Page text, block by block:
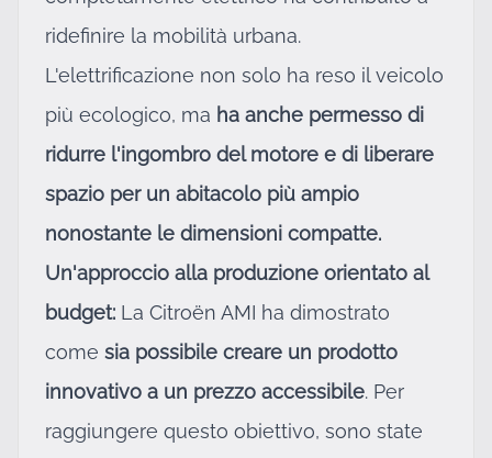
ridefinire la mobilità urbana.
L'elettrificazione non solo ha reso il veicolo
più ecologico, ma ha anche permesso di
ridurre l'ingombro del motore e di liberare
spazio per un abitacolo più ampio
nonostante le dimensioni compatte.
Un'approccio alla produzione orientato al
budget: La Citroën AMI ha dimostrato
come sia possibile creare un prodotto
innovativo a un prezzo accessibile. Per
raggiungere questo obiettivo, sono state